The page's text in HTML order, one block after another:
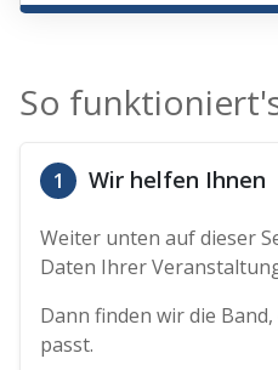
So
1 Wir helfen Ihnen
Weiter unten auf dieser
Daten Ihrer
Dann finden wir die
passt.